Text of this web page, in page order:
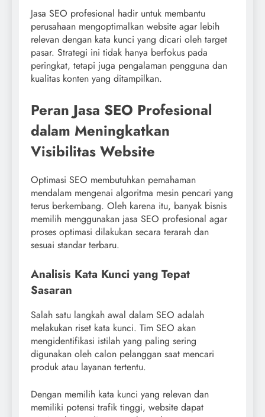
Jasa SEO profesional hadir untuk membantu
perusahaan mengoptimalkan website agar lebih
relevan dengan kata kunci yang dicari oleh target
pasar. Strategi ini tidak hanya berfokus pada
peringkat, tetapi juga pengalaman pengguna dan
kualitas konten yang ditampilkan.
Peran Jasa SEO Profesional
dalam Meningkatkan
Visibilitas Website
Optimasi SEO membutuhkan pemahaman
mendalam mengenai algoritma mesin pencari yang
terus berkembang. Oleh karena itu, banyak bisnis
memilih menggunakan jasa SEO profesional agar
proses optimasi dilakukan secara terarah dan
sesuai standar terbaru.
Analisis Kata Kunci yang Tepat
Sasaran
Salah satu langkah awal dalam SEO adalah
melakukan riset kata kunci. Tim SEO akan
mengidentifikasi istilah yang paling sering
digunakan oleh calon pelanggan saat mencari
produk atau layanan tertentu.
Dengan memilih kata kunci yang relevan dan
memiliki potensi trafik tinggi, website dapat